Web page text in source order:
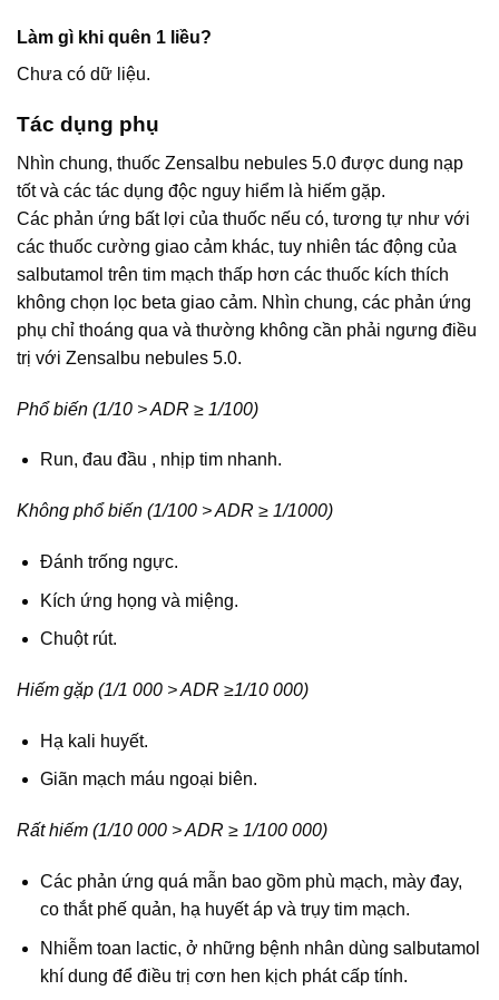
Làm gì khi quên 1 liều?
Chưa có dữ liệu.
Tác dụng phụ
Nhìn chung, thuốc Zensalbu nebules 5.0 được dung nạp
tốt và các tác dụng độc nguy hiểm là hiếm gặp.
Các phản ứng bất lợi của thuốc nếu có, tương tự như với
các thuốc cường giao cảm khác, tuy nhiên tác động của
salbutamol trên tim mạch thấp hơn các thuốc kích thích
không chọn lọc beta giao cảm. Nhìn chung, các phản ứng
phụ chỉ thoáng qua và thường không cần phải ngưng điều
trị với Zensalbu nebules 5.0.
Phổ biến (1/10 > ADR ≥ 1/100)
Run, đau đầu , nhịp tim nhanh.
Không phổ biến (1/100 > ADR ≥ 1/1000)
Đánh trống ngực.
Kích ứng họng và miệng.
Chuột rút.
Hiếm gặp (1/1 000 > ADR ≥1/10 000)
Hạ kali huyết.
Giãn mạch máu ngoại biên.
Rất hiếm (1/10 000 > ADR ≥ 1/100 000)
Các phản ứng quá mẫn bao gồm phù mạch, mày đay,
co thắt phế quản, hạ huyết áp và trụy tim mạch.
Nhiễm toan lactic, ở những bệnh nhân dùng salbutamol
khí dung để điều trị cơn hen kịch phát cấp tính.